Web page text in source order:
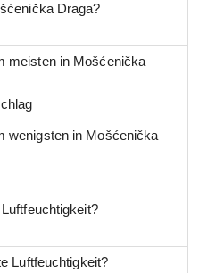
Draga?
meisten in Mošćenička
wenigsten in Mošćenička
Luftfeuchtigkeit?